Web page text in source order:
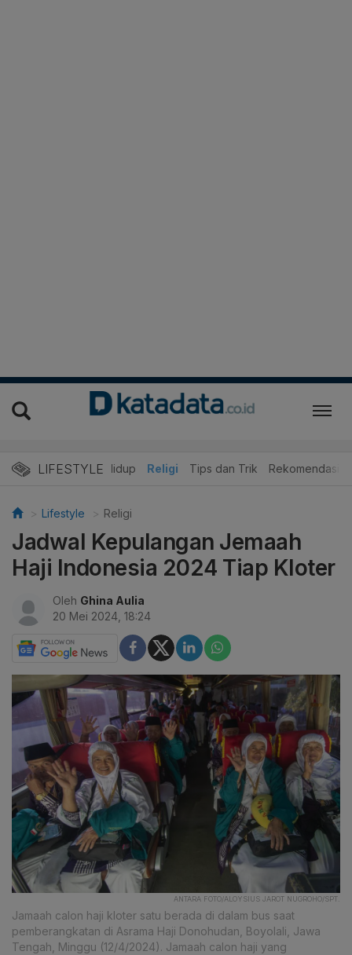
LIFESTYLE
Edukasi Gaya Hidup Religi Tips dan Trik Rekomendasi
Lifestyle Religi
Jadwal Kepulangan Jemaah
Haji Indonesia 2024 Tiap Kloter
Oleh Ghina Aulia
20 Mei 2024, 18:24
ANTARA FOTO/ALOYSIUS JAROT NUGROHO/SPT.
Jamaah calon haji kloter satu berada di dalam bus saat
pemberangkatan di Asrama Haji Donohudan, Boyolali, Jawa
Tengah, Minggu (12/4/2024). Jamaah calon haji yang